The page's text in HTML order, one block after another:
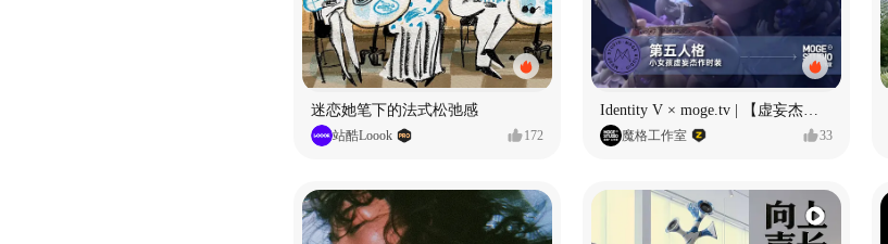
迷恋她笔下的法式松弛感
站酷Loook 172
Identity V × moge.tv | 【虚妄杰作时装】“小女孩”
魔格工作室 33